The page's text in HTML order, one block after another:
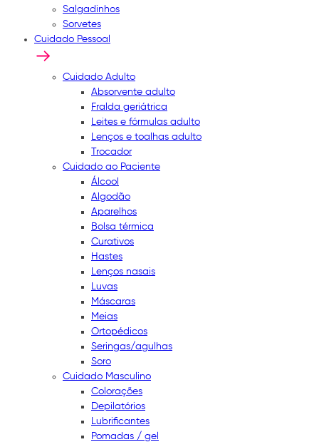
Salgadinhos
Sorvetes
Cuidado Pessoal
Cuidado Adulto
Absorvente adulto
Fralda geriátrica
Leites e fórmulas adulto
Lenços e toalhas adulto
Trocador
Cuidado ao Paciente
Álcool
Algodão
Aparelhos
Bolsa térmica
Curativos
Hastes
Lenços nasais
Luvas
Máscaras
Meias
Ortopédicos
Seringas/agulhas
Soro
Cuidado Masculino
Colorações
Depilatórios
Lubrificantes
Pomadas / gel